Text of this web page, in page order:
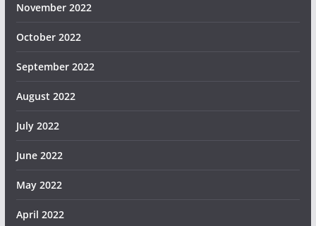
November 2022
October 2022
September 2022
August 2022
July 2022
June 2022
May 2022
April 2022